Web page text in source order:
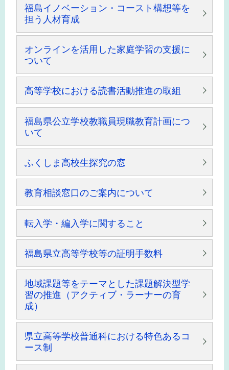
福島イノベーション・コースト構想等を
担う人材育成
オンラインを活用した家庭学習の支援に
ついて
高等学校における読書活動推進の取組
福島県公立学校教職員現職教育計画につ
いて
ふくしま高校生探究の窓
教育相談窓口のご案内について
転入学・編入学に関すること
福島県立高等学校等の証明手数料
地域課題等をテーマとした課題解決型学
習の推進（アクティブ・ラーナーの育
成）
県立高等学校普通科における特色あるコ
ース制